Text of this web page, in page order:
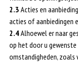
2.3 Acties en
acties of aanbiedingen
2.4Alhoewel er naar
op het door u
omstandigheden, zoals